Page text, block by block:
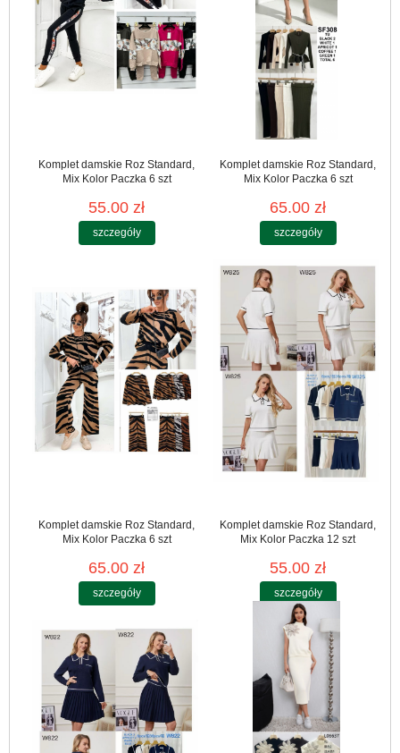
Komplet damskie Roz Standard,
Mix Kolor Paczka 6 szt
55.00 zł
szczegóły
Komplet damskie Roz Standard,
Mix Kolor Paczka 6 szt
65.00 zł
szczegóły
Komplet damskie Roz Standard,
Mix Kolor Paczka 6 szt
65.00 zł
szczegóły
Komplet damskie Roz Standard,
Mix Kolor Paczka 12 szt
55.00 zł
szczegóły